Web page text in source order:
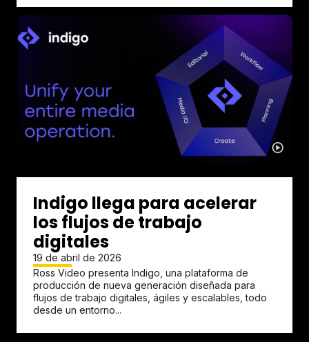
Indigo llega para acelerar
los flujos de trabajo
digitales
19 de abril de 2026
Ross Video presenta Indigo, una plataforma de
producción de nueva generación diseñada para
flujos de trabajo digitales, ágiles y escalables, todo
desde un entorno...